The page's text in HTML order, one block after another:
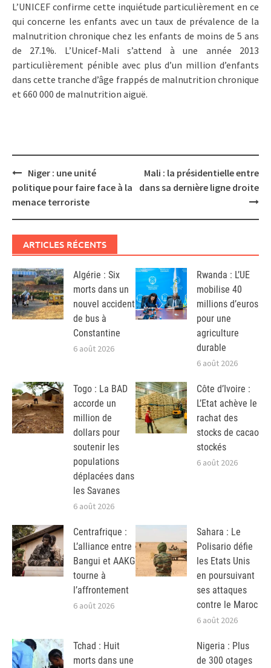
L’UNICEF confirme cette inquiétude particulièrement en ce
qui concerne les enfants avec un taux de prévalence de la
malnutrition chronique chez les enfants de moins de 5 ans
de 27.1%. L’Unicef-Mali s’attend à une année 2013
particulièrement pénible avec plus d’un million d’enfants
dans cette tranche d’âge frappés de malnutrition chronique
et 660 000 de malnutrition aiguë.
Post
navigation
Niger : une unité
politique pour faire face à la
menace terroriste
Mali : la présidentielle entre
dans sa dernière ligne droite
ARTICLES RÉCENTS
Algérie : Six
morts dans un
nouvel accident
de bus à
Constantine
6 août 2026
Rwanda : L’UE
mobilise 40
millions d’euros
pour une
agriculture
durable
6 août 2026
Togo : La BAD
accorde un
million de
dollars pour
soutenir les
populations
déplacées dans
les Savanes
6 août 2026
Côte d’Ivoire :
L’Etat achève le
rachat des
stocks de cacao
stockés
6 août 2026
Centrafrique :
L’alliance entre
Bangui et AAKG
tourne à
l’affrontement
6 août 2026
Sahara : Le
Polisario défie
les Etats Unis
en poursuivant
ses attaques
contre le Maroc
6 août 2026
Tchad : Huit
morts dans une
Nigeria : Plus
de 300 otages